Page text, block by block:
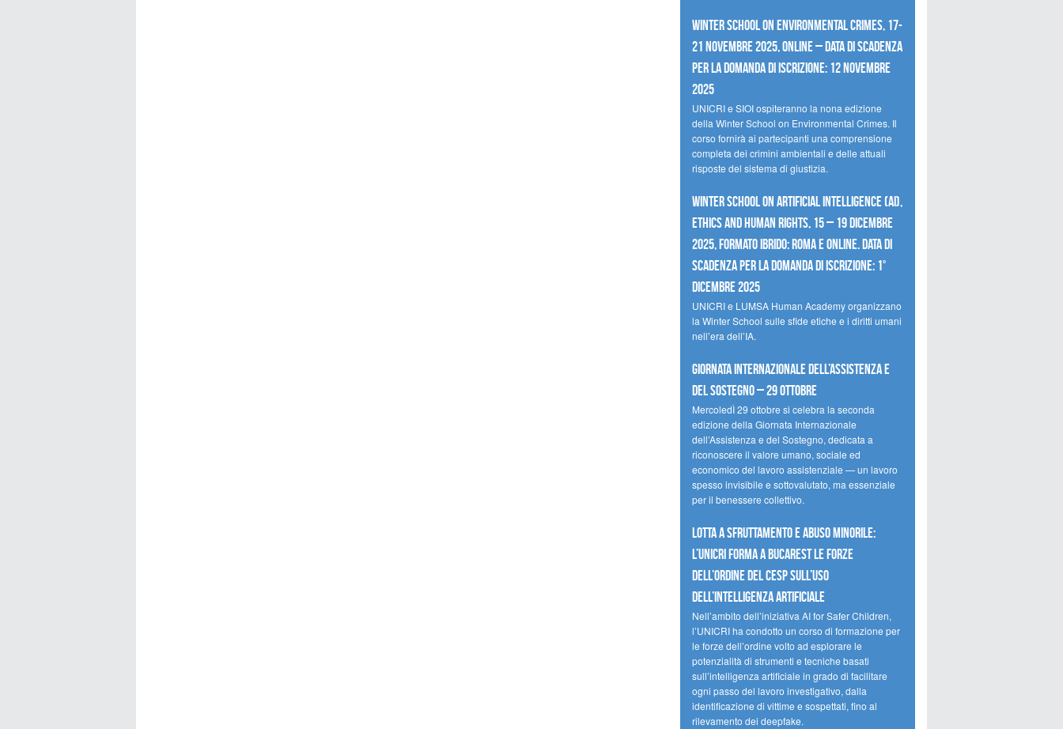
Winter School on Environmental Crimes, 17-
21 novembre 2025, Online – Data di scadenza
per la domanda di iscrizione: 12 novembre
2025
UNICRI e SIOI ospiteranno la nona edizione
della Winter School on Environmental Crimes. Il
corso fornirà ai partecipanti una comprensione
completa dei crimini ambientali e delle attuali
risposte del sistema di giustizia.
Winter School on Artificial Intelligence (AI),
Ethics and Human Rights, 15 – 19 dicembre
2025, Formato Ibrido: Roma e online. Data di
scadenza per la domanda di iscrizione: 1°
dicembre 2025
UNICRI e LUMSA Human Academy organizzano
la Winter School sulle sfide etiche e i diritti umani
nell’era dell’IA.
Giornata internazionale dell’assistenza e
del sostegno – 29 ottobre
MercoledÌ 29 ottobre si celebra la seconda
edizione della Giornata Internazionale
dell’Assistenza e del Sostegno, dedicata a
riconoscere il valore umano, sociale ed
economico del lavoro assistenziale — un lavoro
spesso invisibile e sottovalutato, ma essenziale
per il benessere collettivo.
Lotta a sfruttamento e abuso minorile:
l’UNICRI forma a Bucarest le forze
dell’ordine del CESP sull’uso
dell’Intelligenza Artificiale
Nell’ambito dell’iniziativa AI for Safer Children,
l’UNICRI ha condotto un corso di formazione per
le forze dell’ordine volto ad esplorare le
potenzialità di strumenti e tecniche basati
sull’intelligenza artificiale in grado di facilitare
ogni passo del lavoro investigativo, dalla
identificazione di vittime e sospettati, fino al
rilevamento dei deepfake.